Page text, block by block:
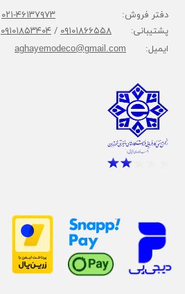
دفتر فروش: ۴۶۱۳۷۹۷۳-۰۲۱
پشتیبانی: ۰۹۱۰۱۸۶۶۵۵۸/۰۹۱۰۱۸۵۳۴۰۴
ایمیل: aghayemodeco@gmail.com